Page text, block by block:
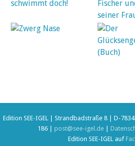
Edition SEE-IGEL | Strandbadstraße 8 | D-
186 | post@see-igel.de|
Edition SEE-IGEL auf